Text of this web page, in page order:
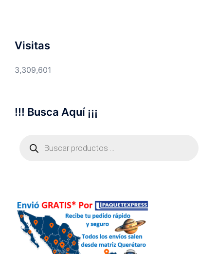
Visitas
3,309,601
!!! Busca Aquí ¡¡¡
productos